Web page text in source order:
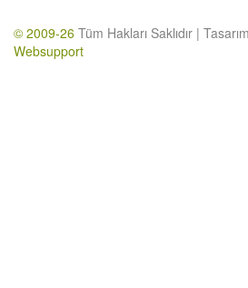
© 2009-26 Tüm Hakları Saklıdır |
Websupport